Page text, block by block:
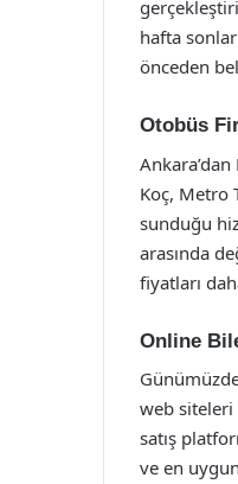
hafta
önceden
Otobüs
Koç, Metro
sunduğu
arasında
fiyatları
Online
web siteleri
satış
ve en